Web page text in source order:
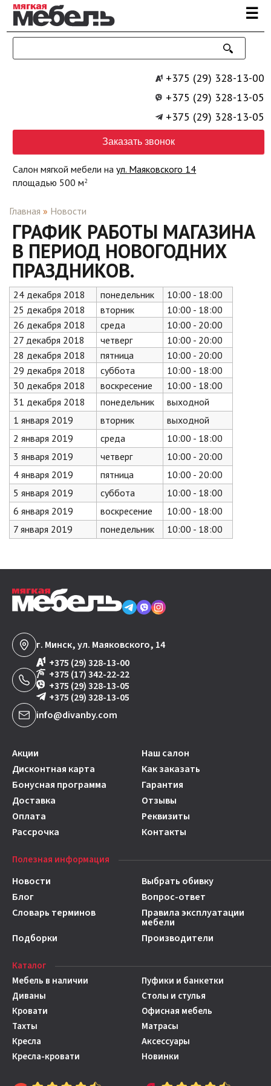
Перейти к основному содержанию ☰
+375 (29) 328-13-00
+375 (29) 328-13-05
+375 (29) 328-13-05
Заказать звонок
Салон мягкой мебели наул. Маяковского 14
площадью 500 м2
Главная » Новости
ГРАФИК РАБОТЫ МАГАЗИНА
В ПЕРИОД НОВОГОДНИХ
ПРАЗДНИКОВ.
24 декабря 2018 понедельник
10:00 - 18:00
25 декабря 2018
вторник
10:00 - 18:00
26 декабря 2018
среда
10:00 - 20:00
27 декабря 2018
четверг
10:00 - 20:00
28 декабря 2018
пятница
10:00 - 20:00
29 декабря 2018
суббота
10:00 - 18:00
30 декабря 2018
воскресение
10:00 - 18:00
31 декабря 2018
понедельник
выходной
1 января 2019
вторник
выходной
2 января 2019 среда
10:00 - 18:00
3 января 2019 четверг
10:00 - 20:00
4 января 2019 пятница
10:00 - 20:00
5 января 2019 суббота
10:00 - 18:00
6 января 2019 воскресение
10:00 - 18:00
7 января 2019 понедельник 10:00 - 18:00
г. Минск, ул. Маяковского, 14
+375 (29) 328-13-00
+375 (17) 342-22-22
+375 (29) 328-13-05
+375 (29) 328-13-05
info@divanby.com
Акции
Наш салон
Дисконтная карта
Как заказать
Бонусная программа
Гарантия
Доставка
Отзывы
Оплата
Реквизиты
Рассрочка
Контакты
Полезная информация
Новости
Выбрать обивку
Блог
Вопрос-ответ
Словарь терминов
Правила эксплуатации
мебели
Подборки
Производители
Каталог
Мебель в наличии
Диваны
Кровати
Тахты
Кресла
Кресла-кровати
Пуфики и банкетки
Столы и стулья
Офисная мебель
Матрасы
Аксессуары
Новинки